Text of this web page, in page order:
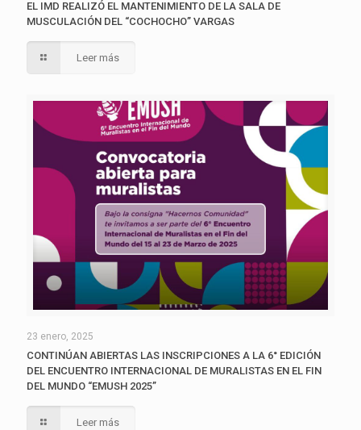
EL IMD REALIZÓ EL MANTENIMIENTO DE LA SALA DE
MUSCULACIÓN DEL “COCHOCHO” VARGAS
Leer más
23 enero, 2025
CONTINÚAN ABIERTAS LAS INSCRIPCIONES A LA 6° EDICIÓN
DEL ENCUENTRO INTERNACIONAL DE MURALISTAS EN EL FIN
DEL MUNDO “EMUSH 2025”
Leer más